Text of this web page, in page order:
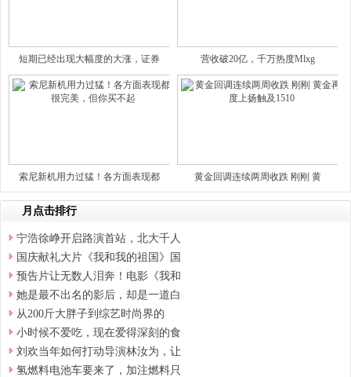
短期已经出现大幅度的大涨，证券 营收破20亿，千万热度Mlxg
索尼新机用力过猛！各方面表现都 黄金回调连续两周收跌 刚刚 黄
月点击排行
宁浩徐峥开启路演首站，北大千人
国庆献礼大片《我和我的祖国》国
预告片让无数人泪奔！电影《我和
她是最不出名的影后，却是一道白
从200斤大胖子到综艺时尚界的
小时候不爱吃，现在爱得深刻的食
刘欢当年如何打动导演林汝为，让
氢燃料电池车要来了，加注燃料只